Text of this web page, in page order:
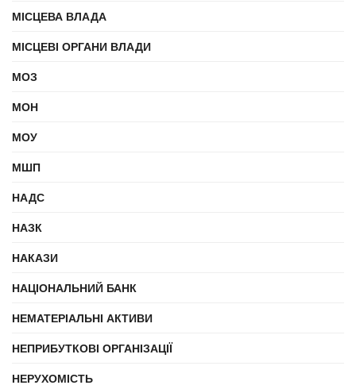
МІСЦЕВА ВЛАДА
МІСЦЕВІ ОРГАНИ ВЛАДИ
МОЗ
МОН
МОУ
МШП
НАДС
НАЗК
НАКАЗИ
НАЦІОНАЛЬНИЙ БАНК
НЕМАТЕРІАЛЬНІ АКТИВИ
НЕПРИБУТКОВІ ОРГАНІЗАЦІЇ
НЕРУХОМІСТЬ